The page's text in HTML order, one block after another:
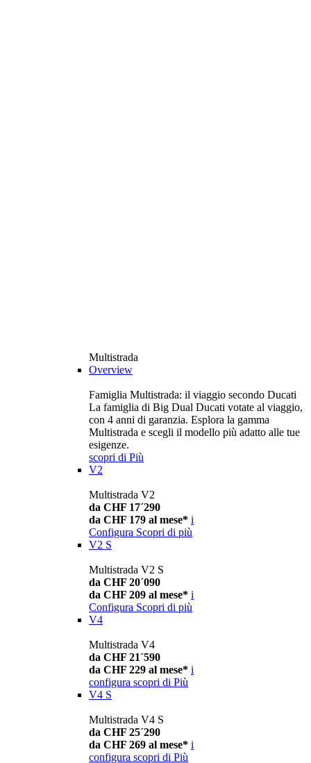
Multistrada
Overview
Famiglia Multistrada: il viaggio secondo Ducati
La famiglia di Big Dual Ducati votate al viaggio,
con 4 anni di garanzia. Esplora la gamma
Multistrada e scegli il modello più adatto alle tue
esigenze.
scopri di Più
V2
Multistrada V2
da CHF 17´290
da CHF 179 al mese* i
Configura Scopri di più
V2 S
Multistrada V2 S
da CHF 20´090
da CHF 209 al mese* i
Configura Scopri di più
V4
Multistrada V4
da CHF 21´590
da CHF 229 al mese* i
configura scopri di Più
V4 S
Multistrada V4 S
da CHF 25´290
da CHF 269 al mese* i
configura scopri di Più